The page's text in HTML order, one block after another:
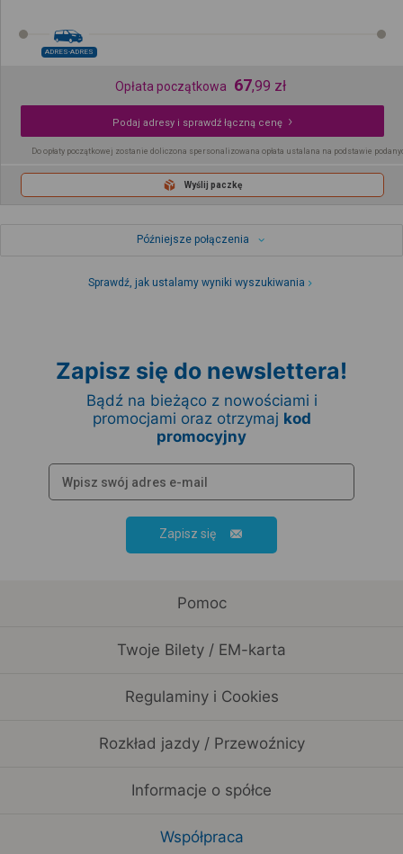
ADRES-ADRES
Opłata początkowa 67,99 zł
Podaj adresy i sprawdź łączną cenę
Do opłaty początkowej zostanie doliczona spersonalizowana opłata ustalana na podstawie
Wyślij paczkę
Późniejsze połączenia
Sprawdź, jak ustalamy wyniki wyszukiwania
Zapisz się do newslettera!
Bądź na bieżąco z nowościami i
promocjami oraz otrzymaj kod
promocyjny
Zapisz się
Pomoc
Twoje Bilety / EM-karta
Regulaminy i Cookies
Rozkład jazdy / Przewoźnicy
Informacje o spółce
Współpraca